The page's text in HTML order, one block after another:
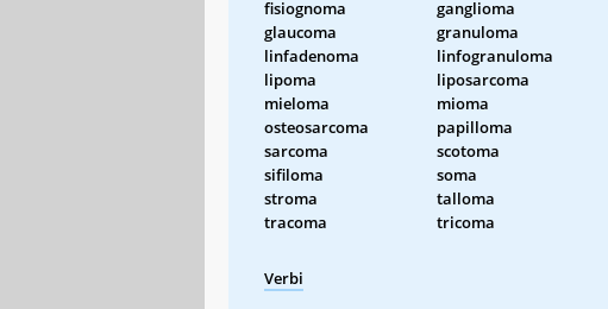
fisiognoma
ganglioma
glaucoma
granuloma
linfadenoma
linfogranuloma
lipoma
liposarcoma
mieloma
mioma
osteosarcoma
papilloma
sarcoma
scotoma
sifiloma
soma
stroma
talloma
tracoma
tricoma
Verbi